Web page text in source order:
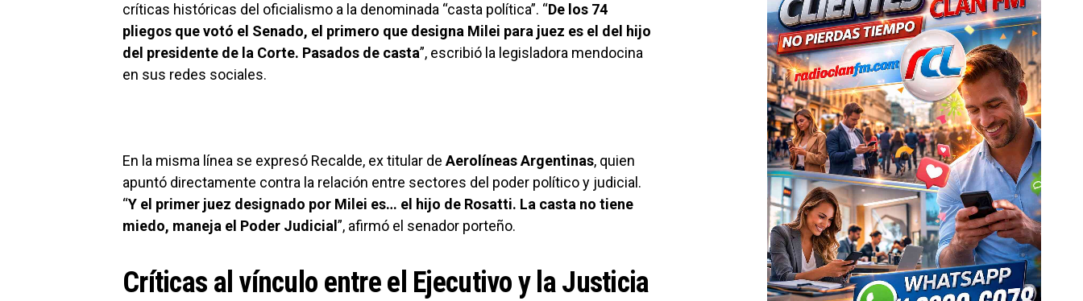
críticas históricas del oficialismo a la denominada “casta política”. “De los 74
pliegos que votó el Senado, el primero que designa Milei para juez es el del hijo
del presidente de la Corte. Pasados de casta”, escribió la legisladora mendocina
en sus redes sociales.
En la misma línea se expresó Recalde, ex titular deAerolíneas Argentinas, quien
apuntó directamente contra la relación entre sectores del poder político y judicial.
“Y el primer juez designado por Milei es… el hijo de Rosatti. La casta no tiene
miedo, maneja el Poder Judicial ”, afirmó el senador porteño.
Críticas al vínculo entre el Ejecutivo y la Justicia